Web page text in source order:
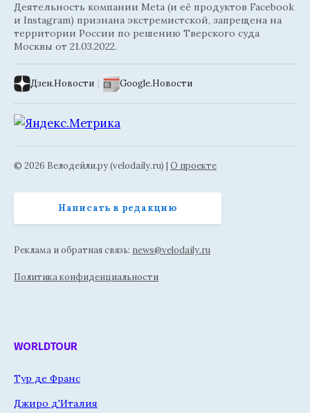
Деятельность компании Meta (и её продуктов Facebook
и Instagram) признана экстремистской, запрещена на
территории России по решению Тверского суда
Москвы от 21.03.2022.
Дзен.Новости | Google.Новости
© 2026 Велодейли.ру (velodaily.ru) | О проекте
Написать в редакцию
Реклама и обратная связь: news@velodaily.ru
Политика конфиденциальности
WORLDTOUR
Тур де Франс
Джиро д'Италия